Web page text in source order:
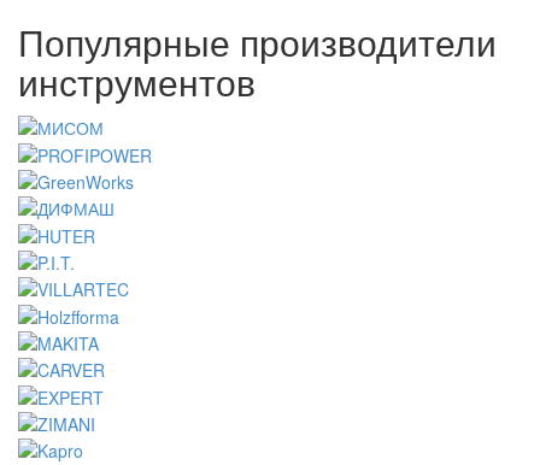
Популярные производители
инструментов